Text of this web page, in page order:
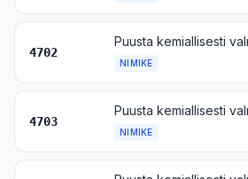
4702
NIMIKE
4703
NIMIKE